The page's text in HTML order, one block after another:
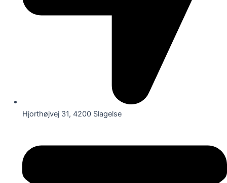
Hjorthøjvej 31, 4200 Slagelse